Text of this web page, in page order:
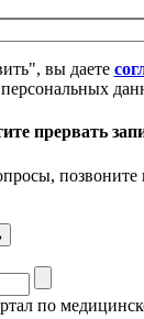
вы даете
прервать
позвоните
по